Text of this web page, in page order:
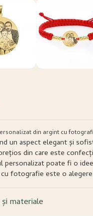
din argint cu
un aspect elegant și
din care este
personalizat poate fi o
fotografie este o
materiale